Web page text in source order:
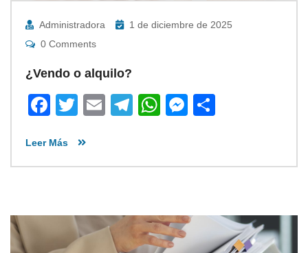
Administradora
1 de diciembre de 2025
0 Comments
¿Vendo o alquilo?
Facebook
Twitter
EmailTelegram
WhatsApp
Messenger
Leer Más